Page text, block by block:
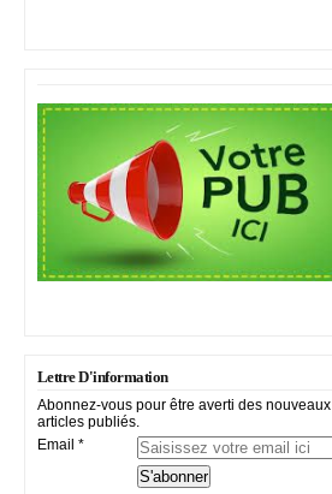
Lettre D'information
Abonnez-vous pour être averti des nouveaux
articles publiés.
Email